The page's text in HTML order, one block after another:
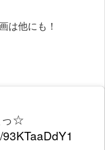
は他にも！
っ☆